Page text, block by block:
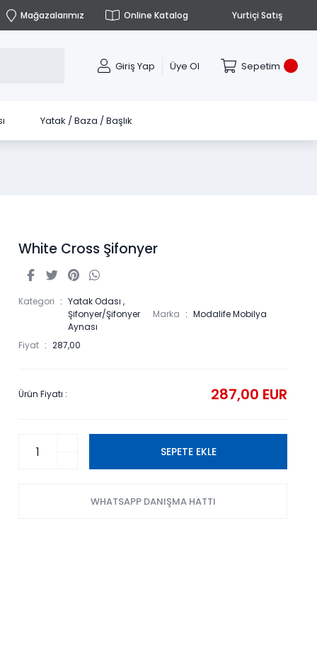
Mağazalarımız Online Katalog Yurtiçi Satış
Giriş Yap Üye Ol Sepetim
Yatak / Baza / Başlık
White Cross Şifonyer
Kategori Yatak Odası ,
Şifonyer/Şifonyer
Aynası
Marka Modalife Mobilya
Fiyat 287,00
Ürün Fiyatı : 287,00 EUR
SEPETE EKLE
WHATSAPP DANIŞMA HATTI